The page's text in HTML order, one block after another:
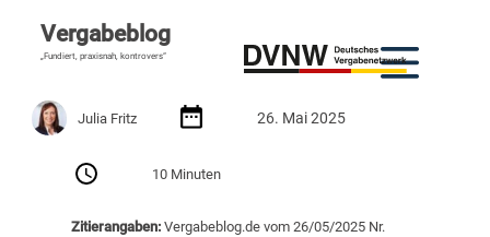
Vergabeblog
„Fundiert, praxisnah, kontrovers“
Julia Fritz 26. Mai 2025
10 Minuten
Zitierangaben:Vergabeblog.de vom 26/05/2025 Nr.